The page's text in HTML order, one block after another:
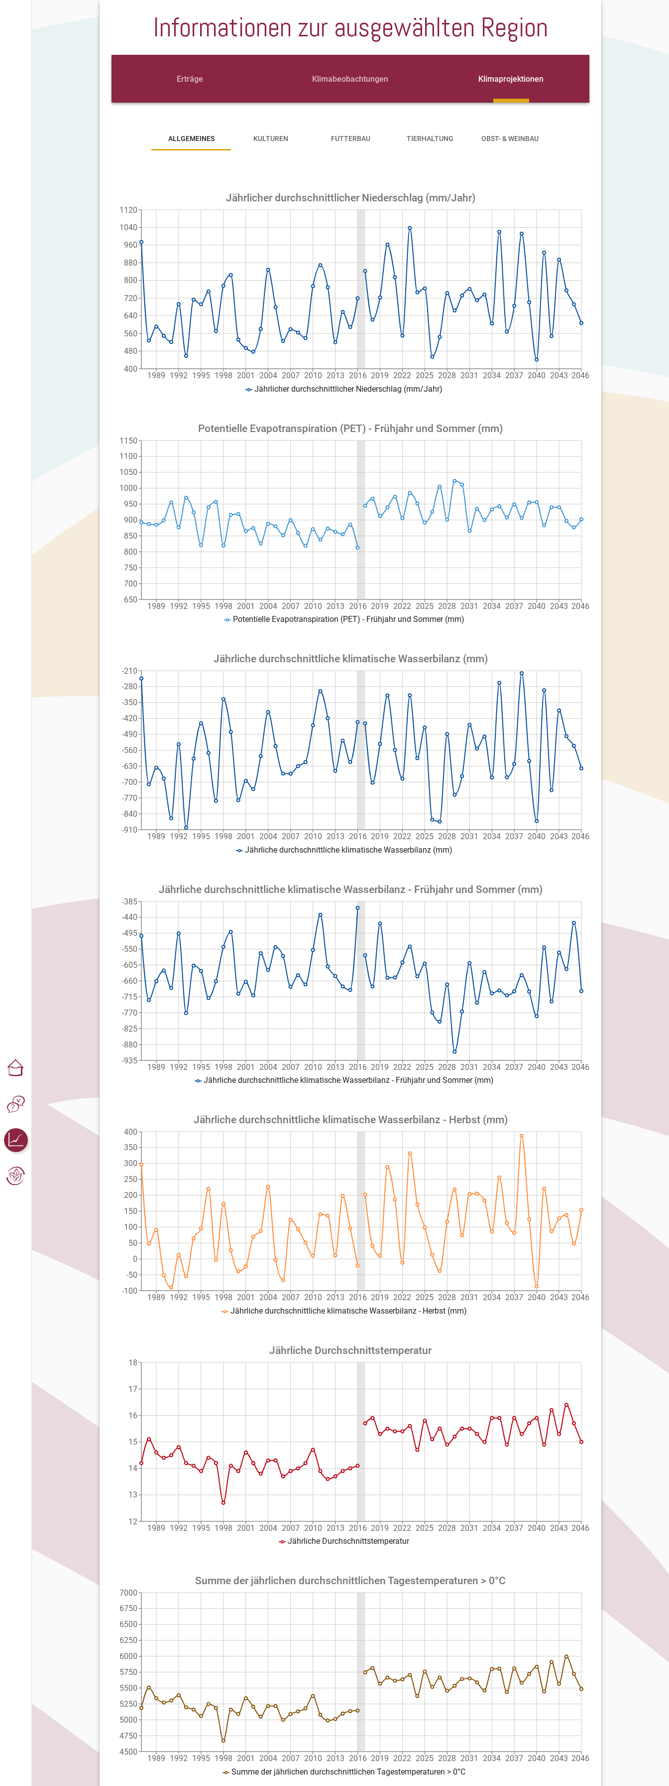
Informationen zur ausgewählten Region
Erträge Klimabeobachtungen Klimaprojektionen
ALLGEMEINES KULTUREN FUTTERBAU TIERHALTUNG OBST- & WEINBAU
Jährlicher durchschnittlicher Niederschlag (mm/Jahr)
1989 1992 1995 1998 2001 2004 2007 2010 2013 2016 2019 2022 2025 2028 2031 2034 2037 2040 2043 2046
400
480
560
640
720
800
880
960
1040
1120
Jährlicher durchschnittlicher Niederschlag (mm/Jahr)
Potentielle Evapotranspiration (PET) - Frühjahr und Sommer (mm)
1989 1992 1995 1998 2001 2004 2007 2010 2013 2016 2019 2022 2025 2028 2031 2034 2037 2040 2043 2046
650
700
750
800
850
900
950
1000
1050
1100
1150
Potentielle Evapotranspiration (PET) - Frühjahr und Sommer (mm)
Jährliche durchschnittliche klimatische Wasserbilanz (mm)
1989 1992 1995 1998 2001 2004 2007 2010 2013 2016 2019 2022 2025 2028 2031 2034 2037 2040 2043 2046
-910
-840
-770
-700
-630
-560
-490
-420
-350
-280
-210
Jährliche durchschnittliche klimatische Wasserbilanz (mm)
Jährliche durchschnittliche klimatische Wasserbilanz - Frühjahr und Sommer (mm)
1989 1992 1995 1998 2001 2004 2007 2010 2013 2016 2019 2022 2025 2028 2031 2034 2037 2040 2043 2046
-935
-880
-825
-770
-715
-660
-605
-550
-495
-440
-385
Jährliche durchschnittliche klimatische Wasserbilanz - Frühjahr und Sommer (mm)
Jährliche durchschnittliche klimatische Wasserbilanz - Herbst (mm)
1989 1992 1995 1998 2001 2004 2007 2010 2013 2016 2019 2022 2025 2028 2031 2034 2037 2040 2043 2046
-100
-50
0
50
100
150
200
250
300
350
400
Jährliche durchschnittliche klimatische Wasserbilanz - Herbst (mm)
Jährliche Durchschnittstemperatur
1989 1992 1995 1998 2001 2004 2007 2010 2013 2016 2019 2022 2025 2028 2031 2034 2037 2040 2043 2046
12
13
14
15
16
17
18
Jährliche Durchschnittstemperatur
Summe der jährlichen durchschnittlichen Tagestemperaturen > 0°C
1989 1992 1995 1998 2001 2004 2007 2010 2013 2016 2019 2022 2025 2028 2031 2034 2037 2040 2043 2046
4500
4750
5000
5250
5500
5750
6000
6250
6500
6750
7000
Summe der jährlichen durchschnittlichen Tagestemperaturen > 0°C